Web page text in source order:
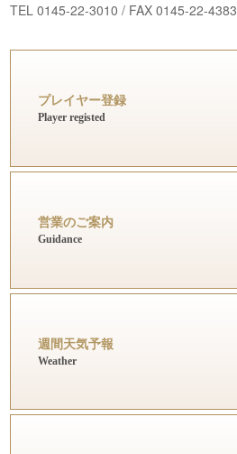
TEL 0145-22-3010 / FAX 0145-22-4383
プレイヤー登録
Player registed
営業のご案内
Guidance
週間天気予報
Weather